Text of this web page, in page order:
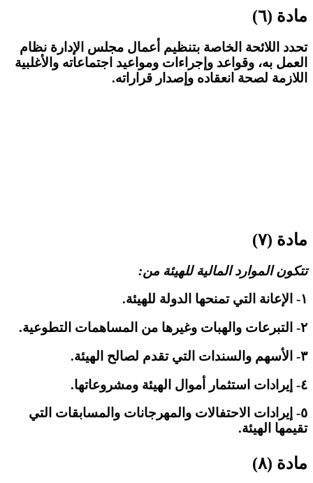
مادة (٦)
تحدد اللائحة الخاصة بتنظيم أعمال مجلس الإدارة نظام
العمل به، وقواعد وإجراءات ومواعيد اجتماعاته والأغلبية
اللازمة لصحة انعقاده وإصدار قراراته.
مادة (٧)
تتكون الموارد المالية للهيئة من:
١- الإعانة التي تمنحها الدولة للهيئة.
٢- التبرعات والهبات وغيرها من المساهمات التطوعية.
٣- الأسهم والسندات التي تقدم لصالح الهيئة.
٤- إيرادات استثمار أموال الهيئة ومشروعاتها.
٥- إيرادات الاحتفالات والمهرجانات والمسابقات التي
تقيمها الهيئة.
مادة (٨)